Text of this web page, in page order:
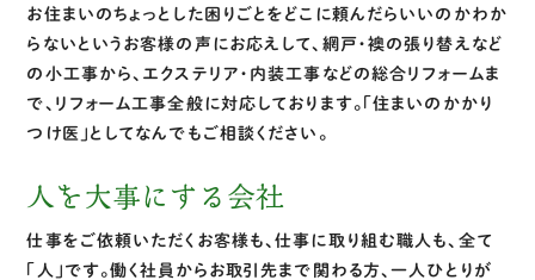
お住まいのちょっとした困りごとをどこに頼んだらいいのかわか
らないというお客様の声にお応えして、網戸・襖の張り替えなど
の小工事から、エクステリア・内装工事などの総合リフォームま
で、リフォーム工事全般に対応しております。「住まいのかかり
つけ医」としてなんでもご相談ください。
人を大事にする会社
仕事をご依頼いただくお客様も、仕事に取り組む職人も、全て
「人」です。働く社員からお取引先まで関わる方、一人ひとりが